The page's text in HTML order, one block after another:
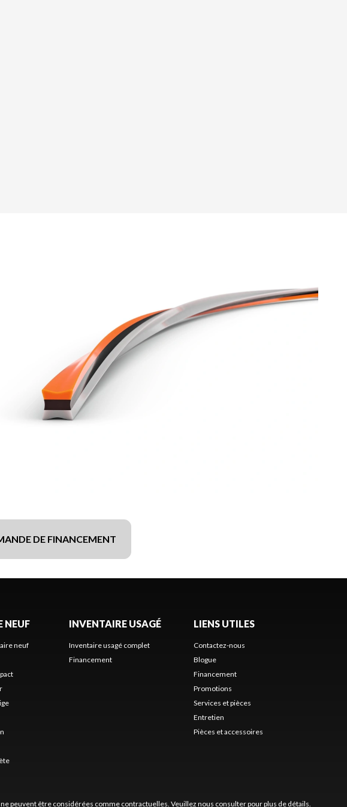
DE FINANCEMENT
NEUF
neuf
INVENTAIRE USAGÉ
Inventaire usagé complet
Financement
LIENS UTILES
Contactez-nous
Blogue
Financement
Promotions
Services et pièces
Entretien
Pièces et accessoires
peuvent être considérées comme contractuelles. Veuillez nous consulter pour plus de détails.